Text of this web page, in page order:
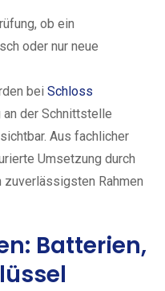
ob ein
oder nur neue
bei Schloss
an der Schnittstelle
Aus fachlicher
Umsetzung durch
Rahmen
Batterien,